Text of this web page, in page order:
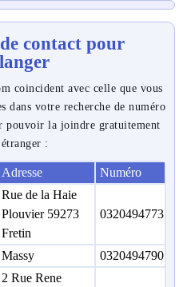
contact pour
coincident avec celle que vous
dans votre recherche de numéro
pouvoir la joindre gratuitement
:
Adresse Numéro
Rue de la Haie
Plouvier 59273
Fretin
0320494773
Massy
0320494790
2 Rue Rene